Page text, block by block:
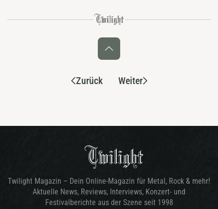
Zurück Weiter
Twilight Magazin – Dein Online-Magazin für Metal, Rock & mehr!
Aktuelle News, Reviews, Interviews, Konzert- und
Festivalberichte aus der Szene seit 1998